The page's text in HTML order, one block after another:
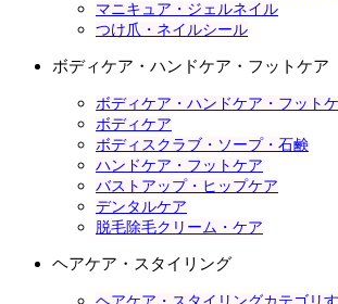
マニキュア・ジェルネイル
つけ爪・ネイルシール
ボディケア・ハンドケア・フットケア
ボディケア・ハンドケア・フット
ボディケア
ボディスクラブ・ソープ・石鹸
ハンドケア・フットケア
バストアップ・ヒップケア
デンタルケア
脱毛除毛クリーム・ケア
ヘアケア・スタイリング